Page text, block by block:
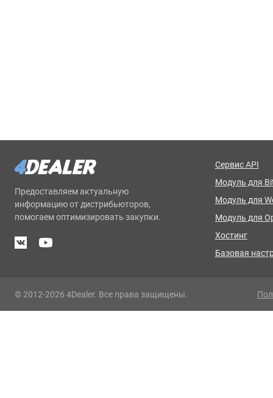
Предоставляем актуальную
информацию от дистрибьюторов,
помогаем оптимизировать закупки.
Сервис API
Модуль для
Модуль для
Модуль для
Хостинг
Базовая
© 2012-2026 4Dealer. Все права защищены.